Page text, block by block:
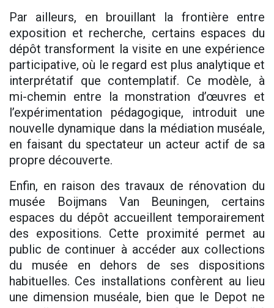
Par ailleurs, en brouillant la frontière entre
exposition et recherche, certains espaces du
dépôt transforment la visite en une expérience
participative, où le regard est plus analytique et
interprétatif que contemplatif. Ce modèle, à
mi-chemin entre la monstration d’œuvres et
l’expérimentation pédagogique, introduit une
nouvelle dynamique dans la médiation muséale,
en faisant du spectateur un acteur actif de sa
propre découverte.
Enfin, en raison des travaux de rénovation du
musée Boijmans Van Beuningen, certains
espaces du dépôt accueillent temporairement
des expositions. Cette proximité permet au
public de continuer à accéder aux collections
du musée en dehors de ses dispositions
habituelles. Ces installations confèrent au lieu
une dimension muséale, bien que le Depot ne